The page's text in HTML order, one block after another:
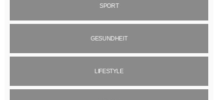
SPORT
GESUNDHEIT
LIFESTYLE